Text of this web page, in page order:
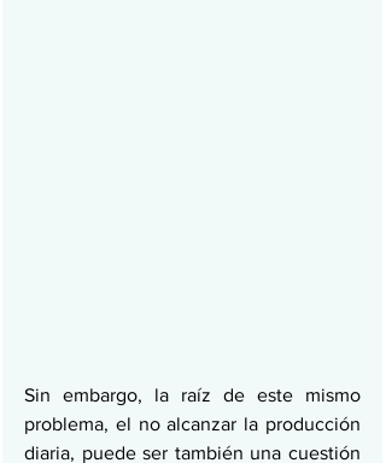
Sin embargo, la raíz de este mismo
problema, el no alcanzar la producción
diaria, puede ser también una cuestión